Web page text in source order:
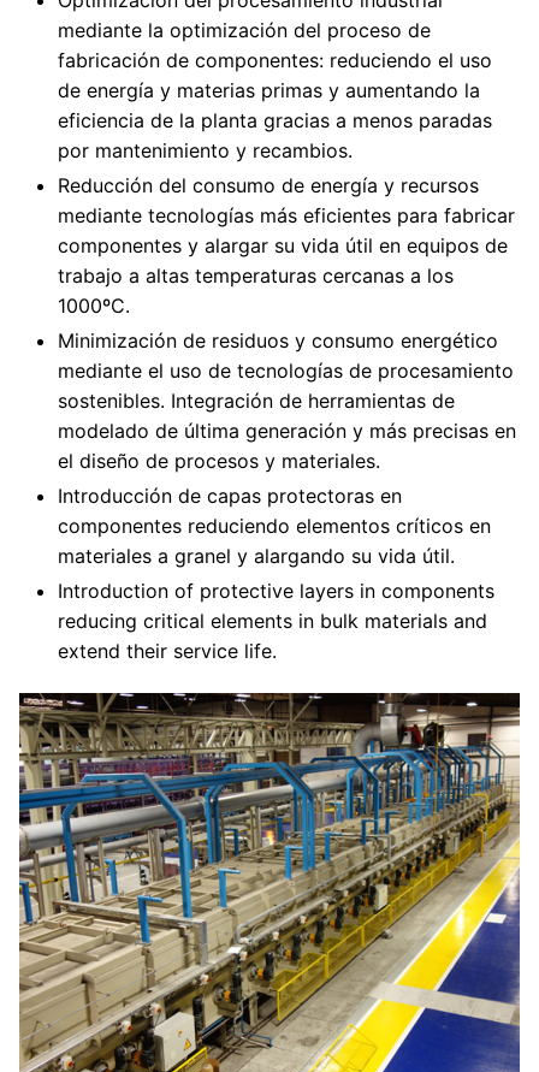
mediante la optimización del proceso de
fabricación de componentes: reduciendo el uso
de energía y materias primas y aumentando la
eficiencia de la planta gracias a menos paradas
por mantenimiento y recambios.
Reducción del consumo de energía y recursos
mediante tecnologías más eficientes para fabricar
componentes y alargar su vida útil en equipos de
trabajo a altas temperaturas cercanas a los
1000ºC.
Minimización de residuos y consumo energético
mediante el uso de tecnologías de procesamiento
sostenibles. Integración de herramientas de
modelado de última generación y más precisas en
el diseño de procesos y materiales.
Introducción de capas protectoras en
componentes reduciendo elementos críticos en
materiales a granel y alargando su vida útil.
Introduction of protective layers in components
reducing critical elements in bulk materials and
extend their service life.